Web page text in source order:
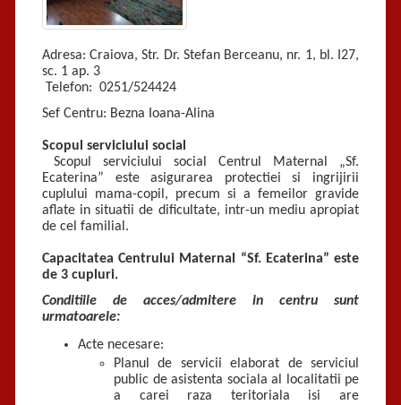
Adresa: Craiova, Str. Dr. Stefan Berceanu, nr. 1, bl. I27,
sc. 1 ap. 3
Telefon: 0251/524424
Sef Centru: Bezna Ioana-Alina
Scopul serviciului social
Scopul serviciului social Centrul Maternal „Sf.
Ecaterina” este asigurarea protectiei si ingrijirii
cuplului mama-copil, precum si a femeilor gravide
aflate in situatii de dificultate, intr-un mediu apropiat
de cel familial.
Capacitatea Centrului Maternal “Sf. Ecaterina” este
de 3 cupluri.
Conditiile de acces/admitere in centru sunt
urmatoarele:
Acte necesare:
Planul de servicii elaborat de serviciul
public de asistenta sociala al localitatii pe
a carei raza teritoriala isi are